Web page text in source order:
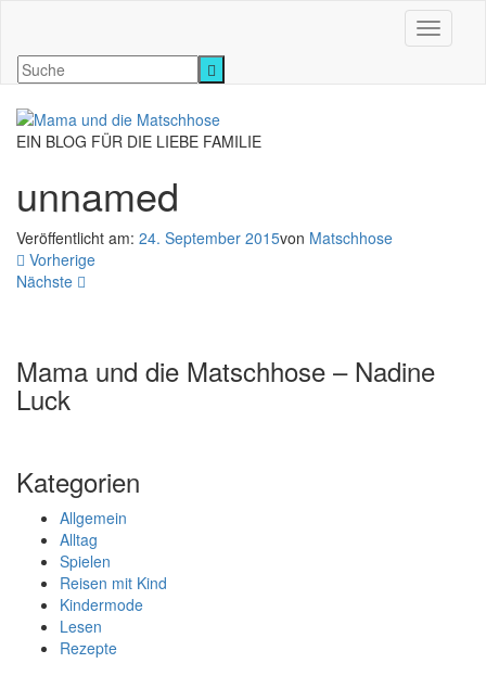
EIN BLOG FÜR DIE LIEBE FAMILIE
unnamed
Veröffentlicht am: 24. September 2015von Matschhose
Vorherige
Nächste
Mama und die Matschhose – Nadine
Luck
Kategorien
Allgemein
Alltag
Spielen
Reisen mit Kind
Kindermode
Lesen
Rezepte